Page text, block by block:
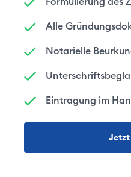
Alle
Notarielle
Eintragung im
Jetzt